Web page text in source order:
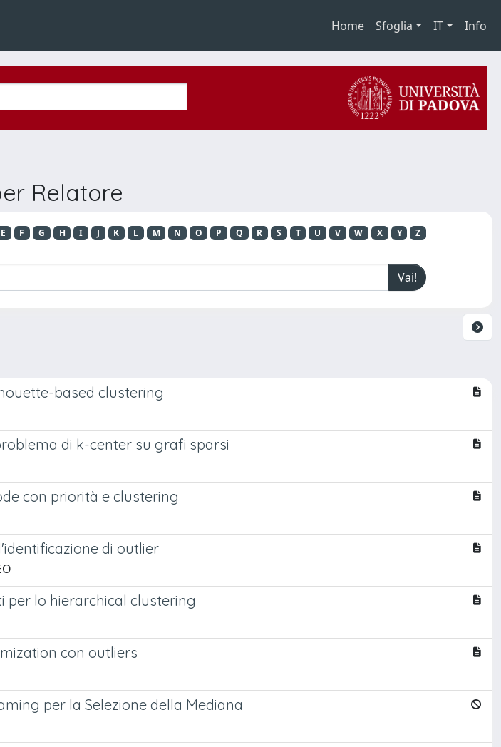
Home Sfoglia IT Info
Relatore
E F G H I J K L M N O P Q R S T U V W X Y Z
based clustering
di k-center su grafi sparsi
con priorità e clustering
di outlier
lo hierarchical clustering
con outliers
per la Selezione della Mediana